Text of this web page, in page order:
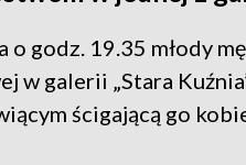
o godz. 19.35 młody
w galerii „Stara
ścigającą go